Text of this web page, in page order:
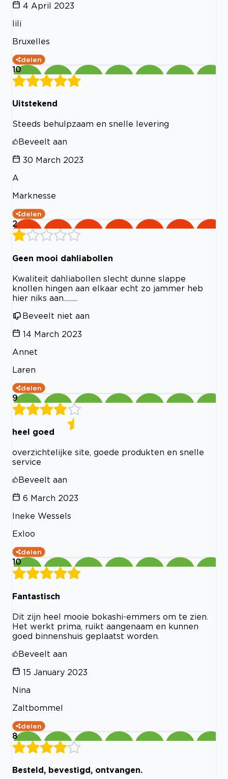
4 April 2023
lili
Bruxelles
delen
10
Uitstekend
Steeds behulpzaam en snelle levering
Beveelt aan
30 March 2023
A
Marknesse
delen
2
Geen mooi dahliabollen
Kwaliteit dahliabollen slecht dunne slappe
knollen hingen aan elkaar echt zo jammer heb
hier niks aan.........
Beveelt niet aan
14 March 2023
Annet
Laren
delen
9
heel goed
overzichtelijke site, goede produkten en snelle
service
Beveelt aan
6 March 2023
Ineke Wessels
Exloo
delen
10
Fantastisch
Dit zijn heel mooie bokashi-emmers om te zien.
Het werkt prima, ruikt aangenaam en kunnen
goed binnenshuis geplaatst worden.
Beveelt aan
15 January 2023
Nina
Zaltbommel
delen
8
Besteld, bevestigd, ontvangen.